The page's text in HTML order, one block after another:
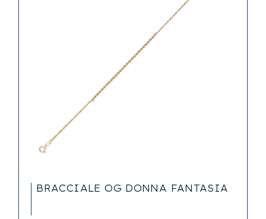
BRACCIALE OG DONNA FANTASIA